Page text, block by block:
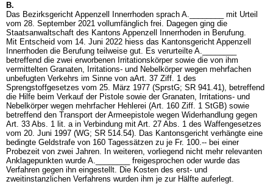
B.
Das Bezirksgericht Appenzell Innerrhoden sprach A.________ mit Urteil
vom 28. September 2021 vollumfänglich frei. Dagegen ging die
Staatsanwaltschaft des Kantons Appenzell Innerrhoden in Berufung.
Mit Entscheid vom 14. Juni 2022 hiess das Kantonsgericht Appenzell
Innerrhoden die Berufung teilweise gut. Es verurteilte A.________
betreffend die zwei erworbenen Irritationskörper sowie die von ihm
vermittelten Granaten, Irritations- und Nebelkörper wegen mehrfachen
unbefugten Verkehrs im Sinne von aArt. 37 Ziff. 1 des
Sprengstoffgesetzes vom 25. März 1977 (SprstG; SR 941.41), betreffend
die Hilfe beim Verkauf der Pistole sowie der Granaten, Irritations- und
Nebelkörper wegen mehrfacher Hehlerei (Art. 160 Ziff. 1 StGB) sowie
betreffend den Transport der Armeepistole wegen Widerhandlung gegen
Art. 33 Abs. 1 lit. a in Verbindung mit Art. 27 Abs. 1 des Waffengesetzes
vom 20. Juni 1997 (WG; SR 514.54). Das Kantonsgericht verhängte eine
bedingte Geldstrafe von 160 Tagessätzen zu je Fr. 100.-- bei einer
Probezeit von zwei Jahren. In weiteren, vorliegend nicht mehr relevanten
Anklagepunkten wurde A.________ freigesprochen oder wurde das
Verfahren gegen ihn eingestellt. Die Kosten des erst- und
zweitinstanzlichen Verfahrens wurden ihm je zur Hälfte auferlegt.